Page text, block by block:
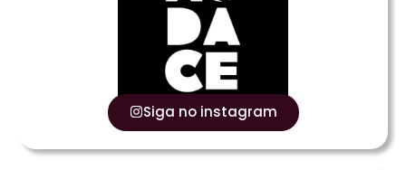
Siga no instagram